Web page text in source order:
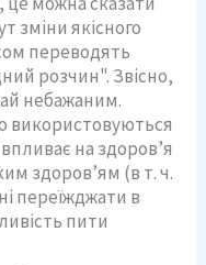
зміни якісного
переводять
розчин". Звісно,
небажаним.
використовуються
на здоров’я
здоров’ям (в т. ч.
переїжджати в
пити